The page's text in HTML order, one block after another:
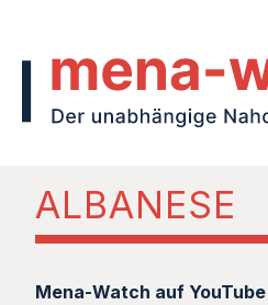
ALBANESE
Mena-Watch auf